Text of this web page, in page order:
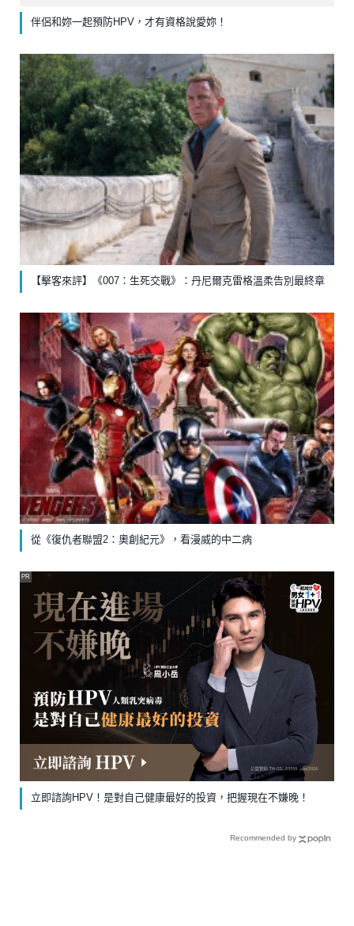
伴侶和妳一起預防HPV，才有資格說愛妳！
【擊客來評】《007：生死交戰》：丹尼爾克雷格溫柔告別最終章
從《復仇者聯盟2：奧創紀元》，看漫威的中二病
立即諮詢HPV！是對自己健康最好的投資，把握現在不嫌晚！
PR
Recommended by